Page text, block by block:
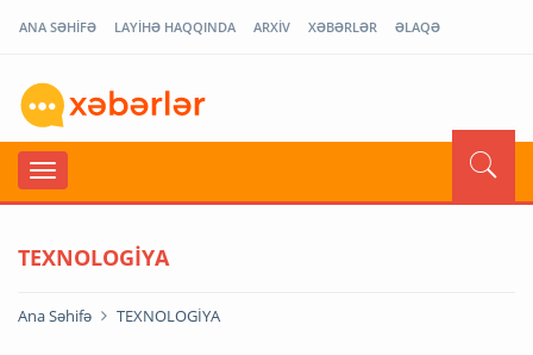
ANA SƏHİFƏ LAYİHƏ HAQQINDA ARXİV XƏBƏRLƏR ƏLAQƏ
TEXNOLOGİYA
Ana Səhifə TEXNOLOGİYA